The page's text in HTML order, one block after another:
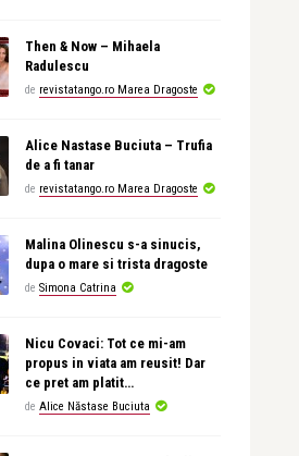
Then & Now – Mihaela
Radulescu
de revistatango.ro Marea Dragoste
Alice Nastase Buciuta – Trufia
de a fi tanar
de revistatango.ro Marea Dragoste
Malina Olinescu s-a sinucis,
dupa o mare si trista dragoste
de Simona Catrina
Nicu Covaci: Tot ce mi-am
propus in viata am reusit! Dar
ce pret am platit…
de Alice Năstase Buciuta